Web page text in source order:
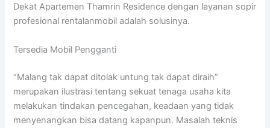
Dekat Apartemen Thamrin Residence dengan layanan sopir
profesional rentalanmobil adalah solusinya.
Tersedia Mobil Pengganti
“Malang tak dapat ditolak untung tak dapat diraih”
merupakan ilustrasi tentang sekuat tenaga usaha kita
melakukan tindakan pencegahan, keadaan yang tidak
menyenangkan bisa datang kapanpun. Masalah teknis